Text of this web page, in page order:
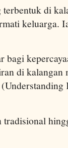
di
keluarga.
bagi
di kalangan
tradisional